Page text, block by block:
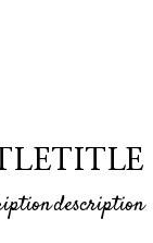
TITLE
description